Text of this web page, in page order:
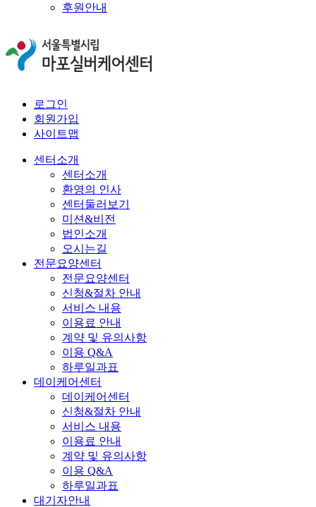
후원안내
로그인
회원가입
사이트맵
센터소개
센터소개
환영의 인사
센터둘러보기
미션&비전
법인소개
오시는길
전문요양센터
전문요양센터
신청&절차 안내
서비스 내용
이용료 안내
계약 및 유의사항
이용 Q&A
하루일과표
데이케어센터
데이케어센터
신청&절차 안내
서비스 내용
이용료 안내
계약 및 유의사항
이용 Q&A
하루일과표
대기자안내